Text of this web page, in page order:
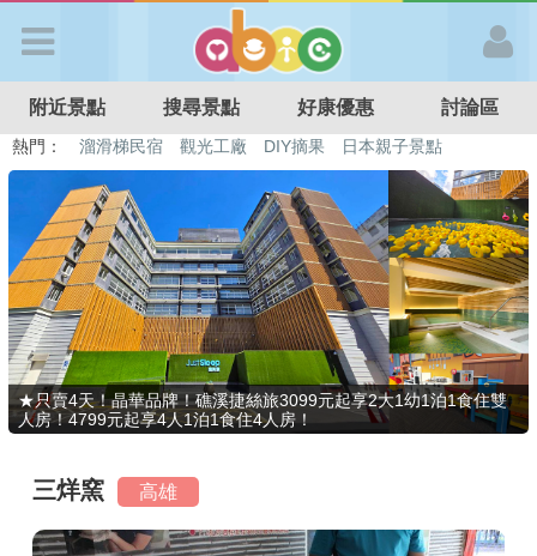
APP登入
首 頁
搜尋景點
好康優惠
最新消息
最新留言
附近景點 搜尋景點 好康優惠 討論區
熱門： 溜滑梯民宿 觀光工廠 DIY摘果
日本親子景點
特色遊戲場
親子住房優惠 台北親子餐廳 溫泉泡湯SPA
★只賣4天！晶華品牌！礁溪捷絲旅3099元起享2大1幼1泊1食住雙
人房！4799元起享4人1泊1食住4人房！
三烊窯 高雄